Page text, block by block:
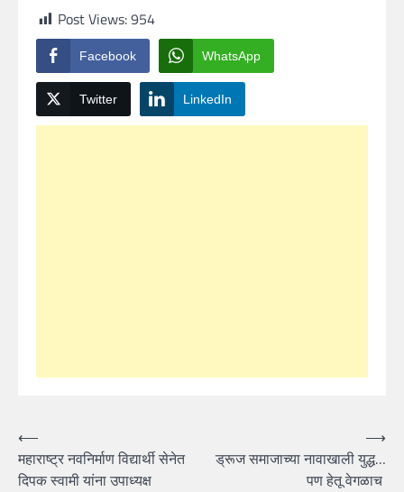
Post Views:954
Facebook WhatsApp
Twitter LinkedIn
Post
navigation
⟵
महाराष्ट्र नवनिर्माण विद्यार्थी सेनेत
दिपक स्वामी यांना उपाध्यक्ष
ड्रूज समाजाच्या नावाखाली युद्ध…
पण हेतू वेगळाच
⟶